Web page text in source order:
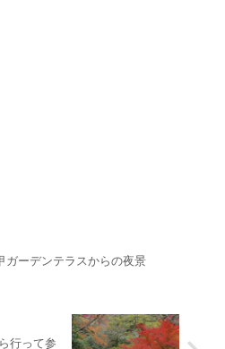
ガーデンテラスからの夜景
行って参